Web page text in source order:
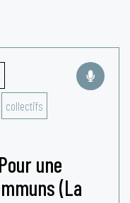
collectifs
une
(La